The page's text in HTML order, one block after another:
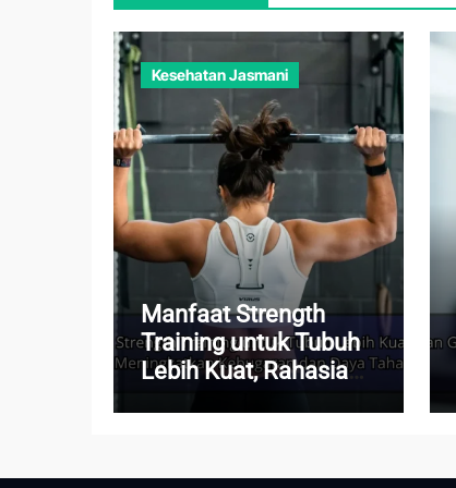
Kesehatan Jasmani
Manfaat Strength
Training untuk Tubuh
Lebih Kuat, Rahasia